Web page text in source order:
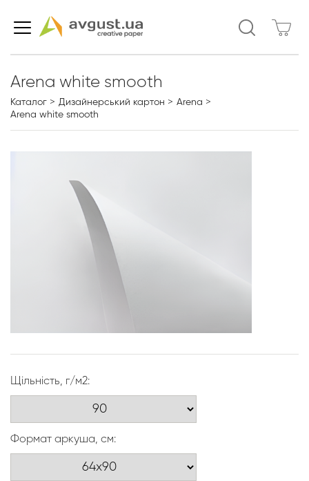
Arena white smooth
Каталог Дизайнерський картон
Arena
Arena white smooth
Щільність, г/м2:
Формат аркуша, см: